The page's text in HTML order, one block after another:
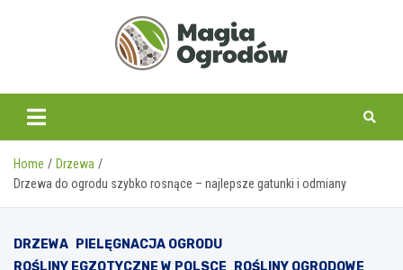
magiaogrodow.pl
Home
Drzewa
Drzewa do ogrodu szybko rosnące – najlepsze gatunki i odmiany
DRZEWA
PIELĘGNACJA OGRODU